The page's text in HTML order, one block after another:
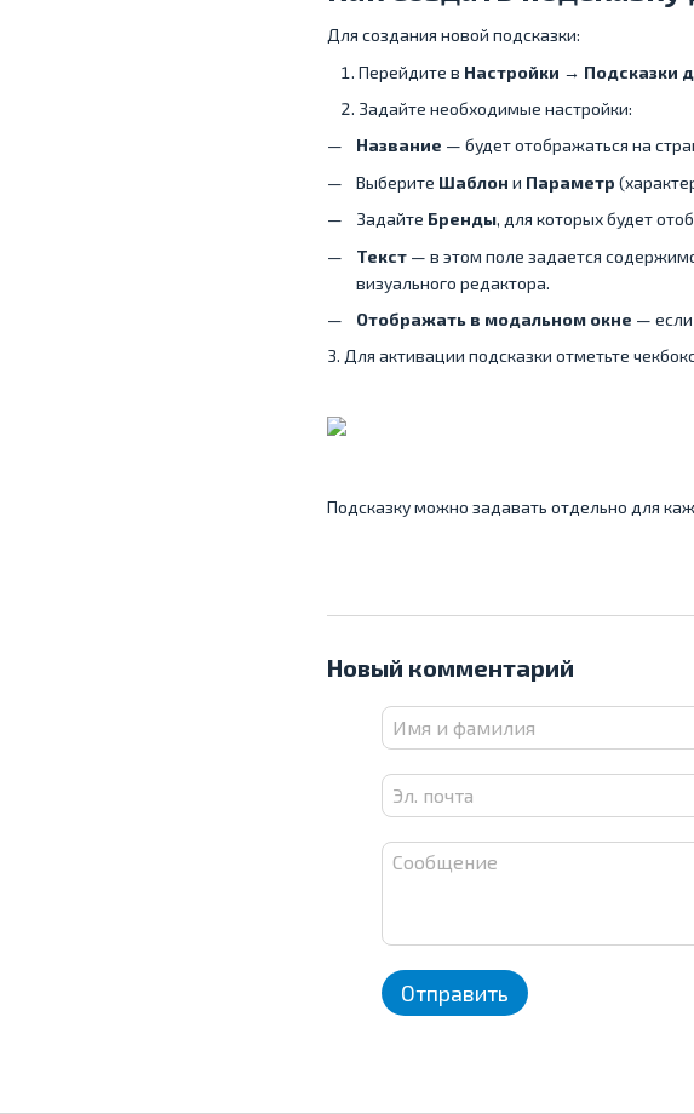
Для создания новой подсказки:
Перейдите в Настройки → Подсказки
Задайте необходимые настройки:
Название — будет отображаться на
Выберите Шаблон и Параметр
Задайте Бренды, для которых будет
Текст — в этом поле задается
визуального редактора.
Отображать в модальном окне — если
3. Для активации подсказки отметьте
Подсказку можно задавать отдельно для
Новый комментарий
Отправить